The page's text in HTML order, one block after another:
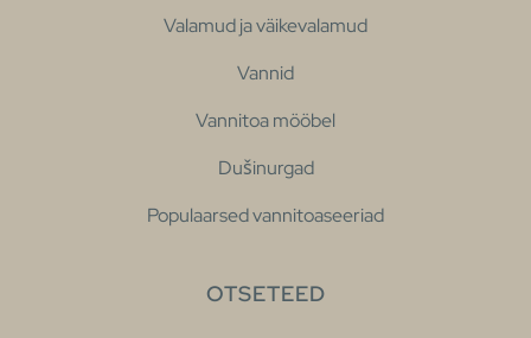
Valamud ja väikevalamud
Vannid
Vannitoa mööbel
Dušinurgad
Populaarsed vannitoaseeriad
OTSETEED